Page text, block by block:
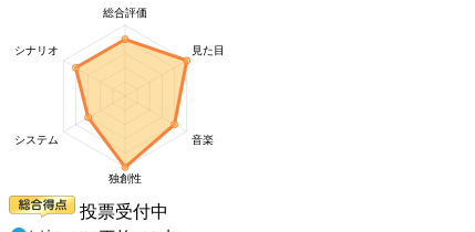
投票受付中